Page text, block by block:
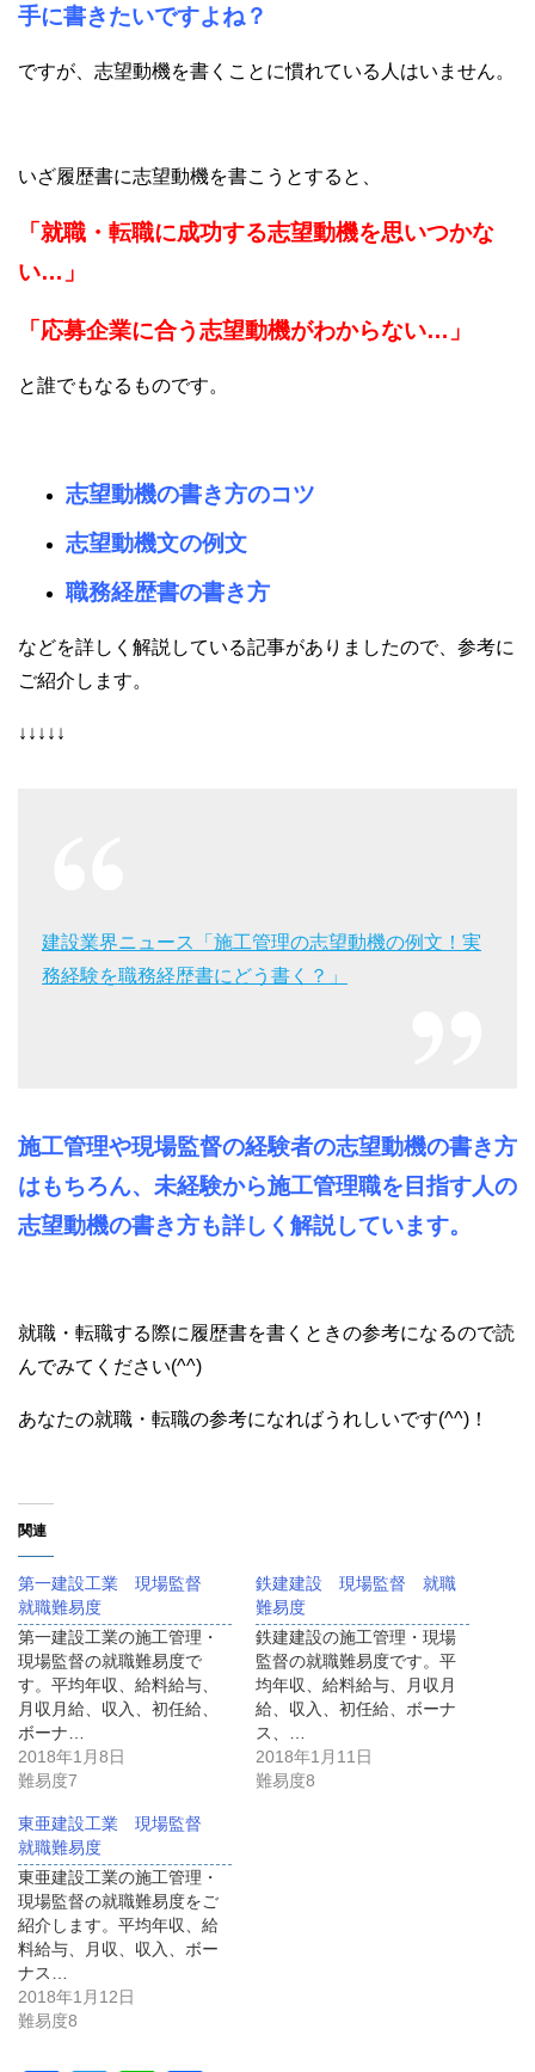
手に書きたいですよね？
ですが、志望動機を書くことに慣れている人はいません。
いざ履歴書に志望動機を書こうとすると、
「就職・転職に成功する志望動機を思いつかな
い…」
「応募企業に合う志望動機がわからない…」
と誰でもなるものです。
志望動機の書き方のコツ
志望動機文の例文
職務経歴書の書き方
などを詳しく解説している記事がありましたので、参考に
ご紹介します。
↓↓↓↓↓
建設業界ニュース「施工管理の志望動機の例文！実
務経験を職務経歴書にどう書く？」
施工管理や現場監督の経験者の志望動機の書き方
はもちろん、未経験から施工管理職を目指す人の
志望動機の書き方も詳しく解説しています。
就職・転職する際に履歴書を書くときの参考になるので読
んでみてください(^^)
あなたの就職・転職の参考になればうれしいです(^^)！
関連
第一建設工業 現場監督
就職難易度
第一建設工業の施工管理・
現場監督の就職難易度で
す。平均年収、給料給与、
月収月給、収入、初任給、
ボーナ…
2018年1月8日
難易度7
鉄建建設 現場監督 就職
難易度
鉄建建設の施工管理・現場
監督の就職難易度です。平
均年収、給料給与、月収月
給、収入、初任給、ボーナ
ス、…
2018年1月11日
難易度8
東亜建設工業 現場監督
就職難易度
東亜建設工業の施工管理・
現場監督の就職難易度をご
紹介します。平均年収、給
料給与、月収、収入、ボー
ナス…
2018年1月12日
難易度8